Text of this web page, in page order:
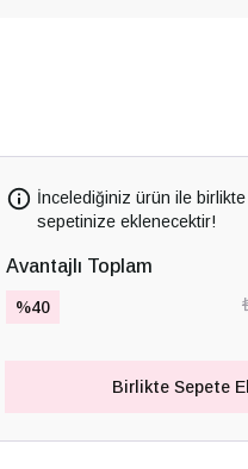
İncelediğiniz ürün ile
sepetinize eklenecektir!
Avantajlı Toplam
%40
Birlikte Sepete